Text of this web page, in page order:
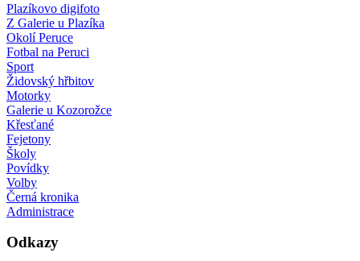
Plazíkovo digifoto
Z Galerie u Plazíka
Okolí Peruce
Fotbal na Peruci
Sport
Židovský hřbitov
Motorky
Galerie u Kozorožce
Křesťané
Fejetony
Školy
Povídky
Volby
Černá kronika
Administrace
Odkazy